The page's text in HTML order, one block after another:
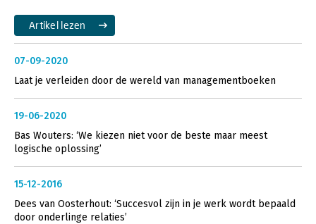
Artikel lezen
07-09-2020
Laat je verleiden door de wereld van managementboeken
19-06-2020
Bas Wouters: ‘We kiezen niet voor de beste maar meest
logische oplossing’
15-12-2016
Dees van Oosterhout: ‘Succesvol zijn in je werk wordt bepaald
door onderlinge relaties’